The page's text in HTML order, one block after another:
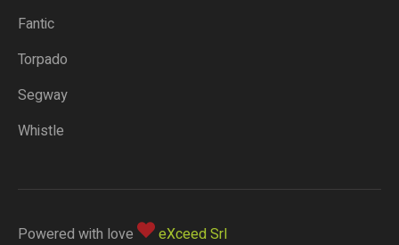
Fantic
Torpado
Segway
Whistle
Powered with love eXceed Srl